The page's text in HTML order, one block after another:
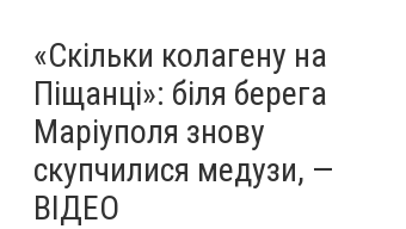
«Скільки колагену на
Піщанці»: біля берега
Маріуполя знову
скупчилися медузи, —
ВІДЕО